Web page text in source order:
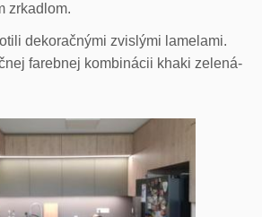
zrkadlom.
dekoračnými zvislými lamelami.
farebnej kombinácii khaki zelená-